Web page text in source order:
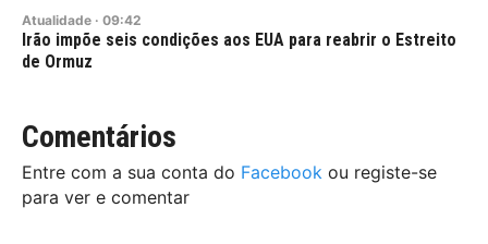
Atualidade · 09:42
Irão impõe seis condições aos EUA para reabrir o Estreito
de Ormuz
Comentários
Entre com a sua conta do Facebook ou registe-se
para ver e comentar